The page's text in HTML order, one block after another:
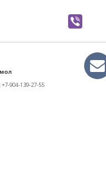
+7-904-139-27-55